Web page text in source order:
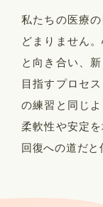
私たちの医療
どまりません
と向き合い、
目指すプロセ
の練習と同じ
柔軟性や安定
回復への道だと